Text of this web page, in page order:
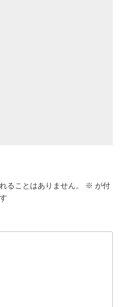
ることはありません。 ※ が付